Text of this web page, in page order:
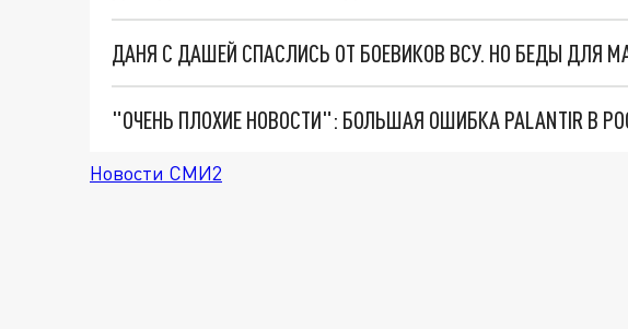
ДАНЯ С ДАШЕЙ СПАСЛИСЬ ОТ БОЕВИКОВ ВСУ. НО БЕДЫ ДЛЯ
Новости СМИ2